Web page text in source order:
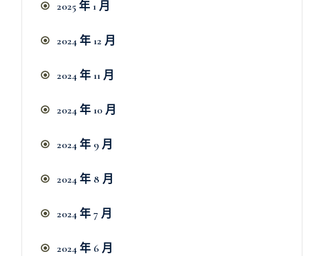
2025 年 1 月
2024 年 12 月
2024 年 11 月
2024 年 10 月
2024 年 9 月
2024 年 8 月
2024 年 7 月
2024 年 6 月